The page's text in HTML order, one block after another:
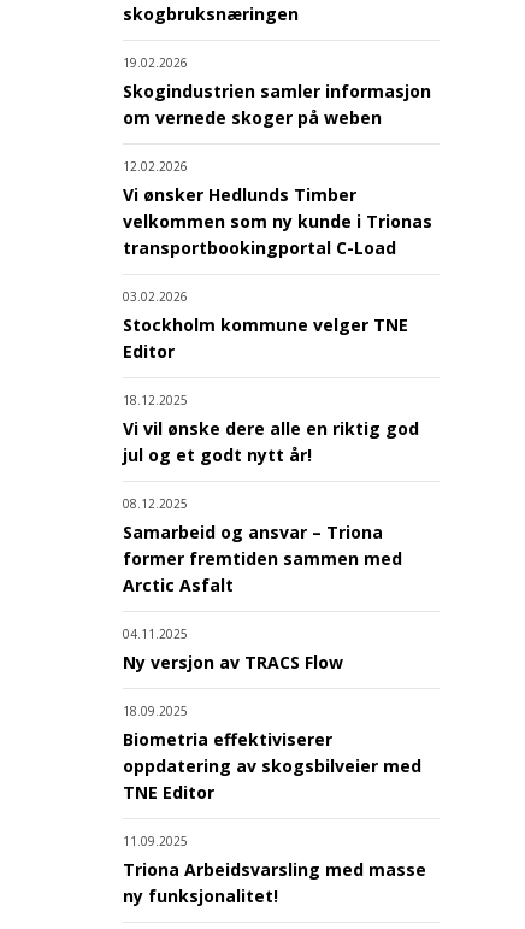
skogbruksnæringen
19.02.2026
Skogindustrien samler informasjon
om vernede skoger på weben
12.02.2026
Vi ønsker Hedlunds Timber
velkommen som ny kunde i Trionas
transportbookingportal C-Load
03.02.2026
Stockholm kommune velger TNE
Editor
18.12.2025
Vi vil ønske dere alle en riktig god
jul og et godt nytt år!
08.12.2025
Samarbeid og ansvar – Triona
former fremtiden sammen med
Arctic Asfalt
04.11.2025
Ny versjon av TRACS Flow
18.09.2025
Biometria effektiviserer
oppdatering av skogsbilveier med
TNE Editor
11.09.2025
Triona Arbeidsvarsling med masse
ny funksjonalitet!